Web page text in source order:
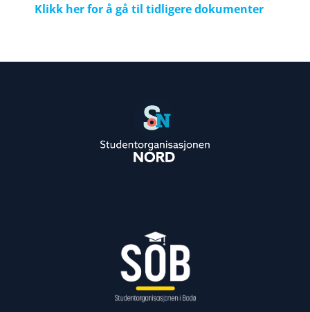
Klikk her for å gå til tidligere dokumenter